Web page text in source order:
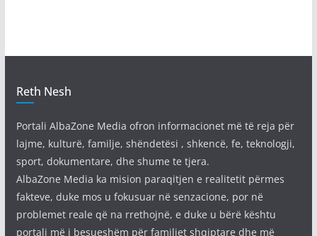
Reth Nesh
Portali AlbaZone Media ofron informacionet më të reja për
lajme, kulturë, familje, shëndetësi , shkencë, fe, teknologji,
sport, dokumentare, dhe shume te tjera.
AlbaZone Media ka mision paraqitjen e realitetit përmes
fakteve, duke mos u fokusuar në senzacione, por në
problemet reale që na rrethojnë, e duke u bërë kështu
portali më i besueshëm për familjet shqiptare dhe më